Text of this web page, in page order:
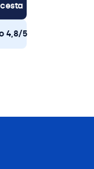
4,8/5